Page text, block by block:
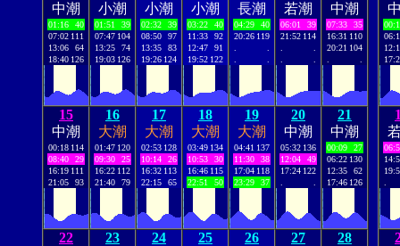
中潮
01:16
40
07:02 111
13:06
64
18:40 126
小潮
01:51
39
07:47 104
13:25
74
19:03 126
小潮
02:32
39
08:50
97
13:35
83
19:26 124
小潮
03:22
40
11:33
92
12:47
91
19:52 122
長潮
04:29
40
20:26 119
若潮
06:01
39
21:52 114
中潮
07:33
35
16:31 110
20:21 104
15
中潮
00:18 114
08:40
29
16:19 111
21:05
93
16
大潮
01:47 120
09:30
25
16:22 112
21:40
79
17
大潮
02:53 128
10:14
26
16:32 113
22:15
65
18
大潮
03:49 134
10:53
30
16:46 115
22:51
50
19
大潮
04:41 137
11:30
38
17:04 118
23:29
37
20
中潮
05:32 136
12:04
49
17:24 122
21
中潮
00:09
27
06:22 130
12:35
62
17:46 126
22
23
24
25
26
27
28